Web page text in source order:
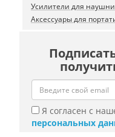
Усилители для
Аксессуары для
Я согласен с
персональных